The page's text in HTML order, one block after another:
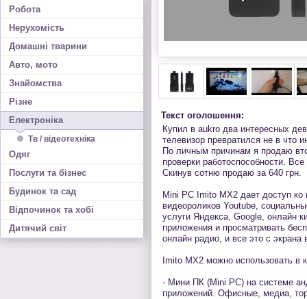
Робота
Нерухомість
Домашні тварини
Авто, мото
Знайомства
Різне
Електроніка
Тв / відеотехніка
Одяг
Послуги та бізнес
Будинок та сад
Відпочинок та хобі
Дитячий світ
Текст оголошення:
Купил в aukro два интересных
телевизор превратился не в что
По личным причинам я продаю
проверки работоспособности.
Скинув сотню продаю за 640 грн.
Mini PC Imito MX2 дает доступ
видеороликов Youtube,
услуги Яндекса, Google, онлайн
приложения и просматривать
онлайн радио, и все это с
Imito MX2 можно использовать в
- Мини ПК (Mini PC) на системе
приложений. Офисные, медиа,